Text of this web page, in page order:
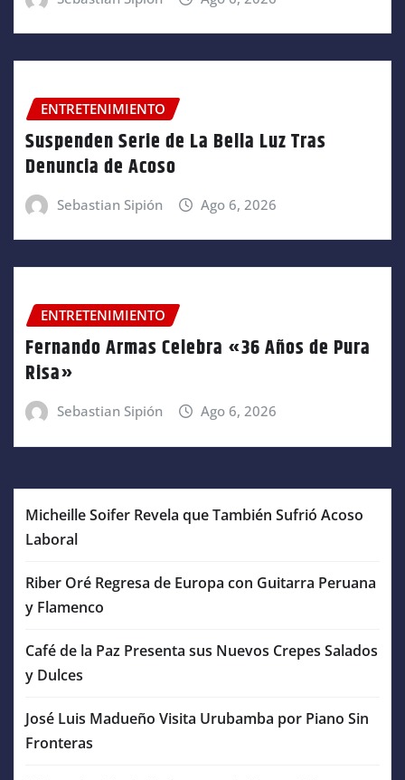
ENTRETENIMIENTO
Suspenden Serie de La Bella Luz Tras
Denuncia de Acoso
Sebastian Sipión Ago 6, 2026
ENTRETENIMIENTO
Fernando Armas Celebra «36 Años de Pura
Risa»
Sebastian Sipión Ago 6, 2026
Micheille Soifer Revela que También Sufrió Acoso
Laboral
Riber Oré Regresa de Europa con Guitarra Peruana
y Flamenco
Café de la Paz Presenta sus Nuevos Crepes Salados
y Dulces
José Luis Madueño Visita Urubamba por Piano Sin
Fronteras